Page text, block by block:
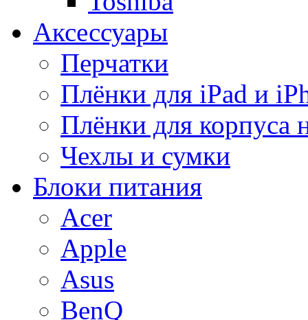
Аксессуары
Перчатки
Плёнки для iPad и
Плёнки для корпуса
Чехлы и сумки
Блоки питания
Acer
Apple
Asus
BenQ